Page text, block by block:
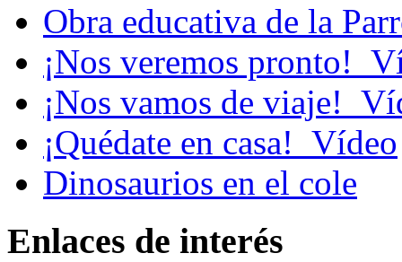
Obra educativa de la
¡Nos veremos
¡Nos vamos de
¡Quédate en casa!_Vídeo
Dinosaurios en el cole
Enlaces de interés